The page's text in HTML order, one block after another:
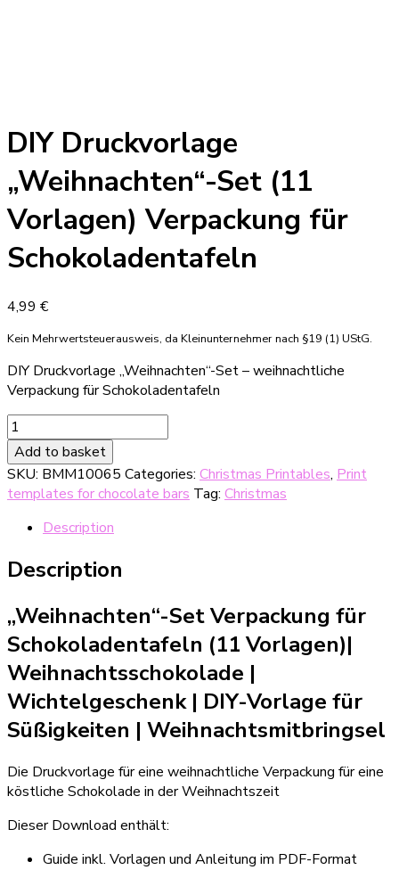
DIY Druckvorlage
„Weihnachten“-Set (11
Vorlagen) Verpackung für
Schokoladentafeln
4,99 €
Kein Mehrwertsteuerausweis, da Kleinunternehmer nach §19 (1) UStG.
DIY Druckvorlage „Weihnachten“-Set – weihnachtliche
Verpackung für Schokoladentafeln
DIY
Druckvorlage
"Weihnachten"-
Set
(11
Vorlagen)
für
Schokoladentafeln
Add to basket
SKU: BMM10065 Categories: Christmas Printables, Print
templates for chocolate bars Tag: Christmas
Description
Description
„Weihnachten“-Set Verpackung für
Schokoladentafeln (11 Vorlagen)|
Weihnachtsschokolade |
Wichtelgeschenk | DIY-Vorlage für
Süßigkeiten | Weihnachtsmitbringsel
Die Druckvorlage für eine weihnachtliche Verpackung für eine
köstliche Schokolade in der Weihnachtszeit
Dieser Download enthält:
Guide inkl. Vorlagen und Anleitung im PDF-Format